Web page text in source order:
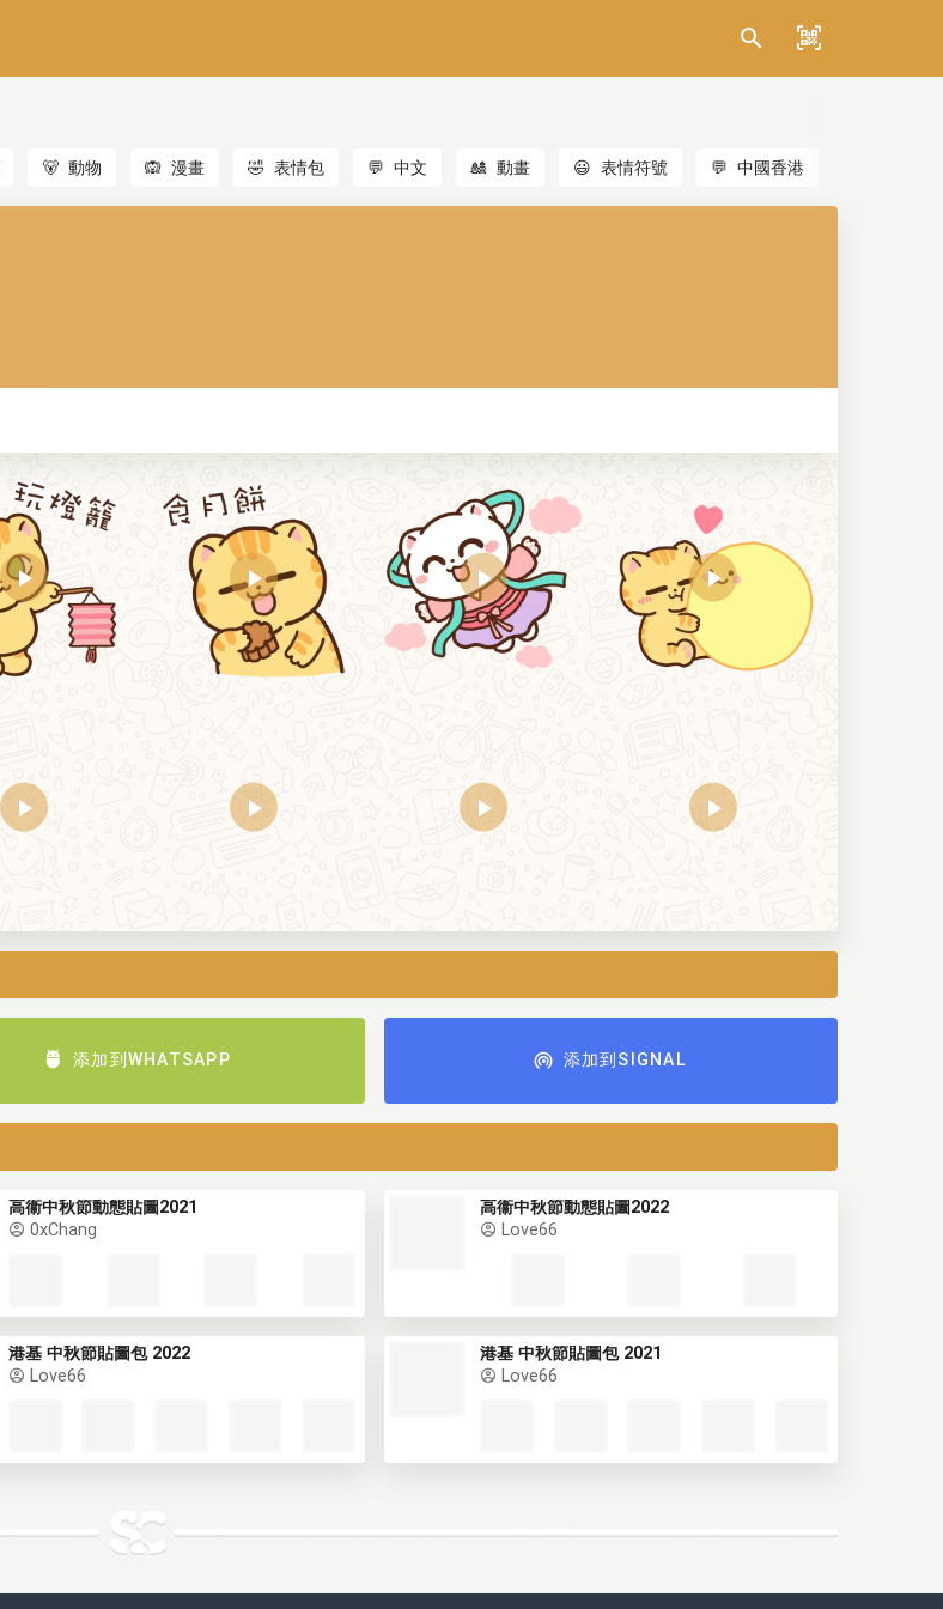
🐻 動物 🙉 漫畫 🤣 表情包 💬 中文 🎎 動畫 😃 表情符號 💬 中國香港
添加到WHATSAPP 添加到SIGNAL
高衞中秋節動態貼圖2021
0xChang
高衞中秋節動態貼圖2022
Love66
港基 中秋節貼圖包 2022
Love66
港基 中秋節貼圖包 2021
Love66